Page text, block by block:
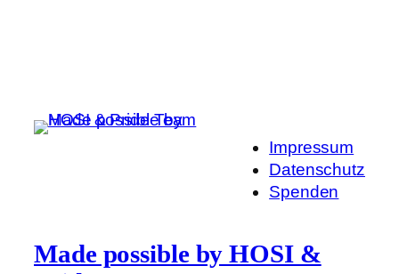
Impressum
Datenschutz
Spenden
Made possible by HOSI &